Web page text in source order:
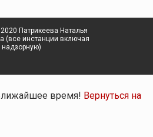
Патрикеева Наталья
(все инстанции включая
надзорную)
время! Вернуться на